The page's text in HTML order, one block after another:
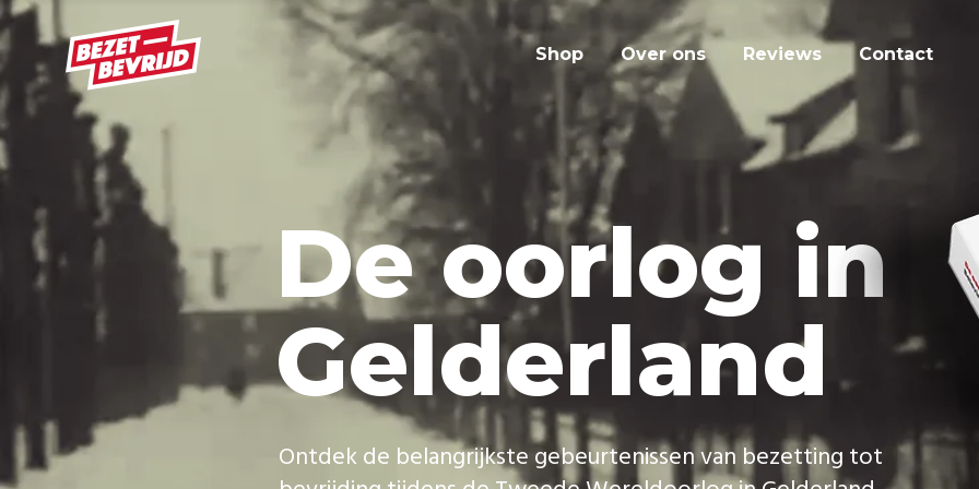
Shop Over ons Reviews Contact
De oorlog in
Gelderland
Ontdek de belangrijkste gebeurtenissenvan bezetting tot